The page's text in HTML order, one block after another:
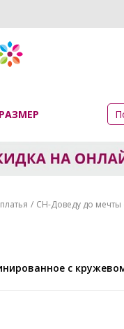
CH-Доведу до мечты
с